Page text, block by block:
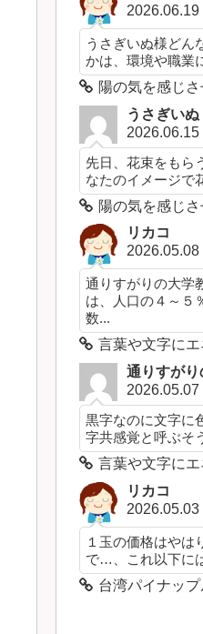
2026.06.19
うさぎいぬ様どん
かは、環境や職業
陽の気を感じ
うさぎいぬ
2026.06.15
先日、花束をもら
なたのイメージで
陽の気を感じ
リカコ
2026.05.08
通りすがりの大学
は、人口の４～５
数...
言葉や文字に
通りすがり
2026.05.07
黒字なのに文字に
字共感覚と呼ぶそ
言葉や文字に
リカコ
2026.05.03
１玉の価格はやは
で…、これ以下に
台湾パイナップ